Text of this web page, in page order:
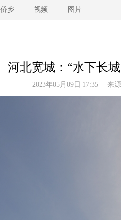
侨乡 视频 图片
河北宽城：“水下长
2023年05月09日 17:35 来源